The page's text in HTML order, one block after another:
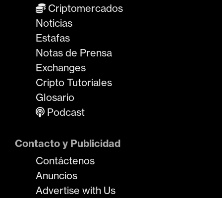
Criptomercados
Noticias
Estafas
Notas de Prensa
Exchanges
Cripto Tutoriales
Glosario
Podcast
Contacto y Publicidad
Contáctenos
Anuncios
Advertise with Us